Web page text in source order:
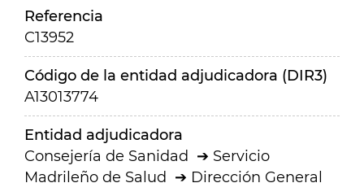
Referencia
C13952
Código de la entidad adjudicadora (DIR3)
A13013774
Entidad adjudicadora
Consejería de Sanidad
Servicio
Madrileño de Salud
Dirección General